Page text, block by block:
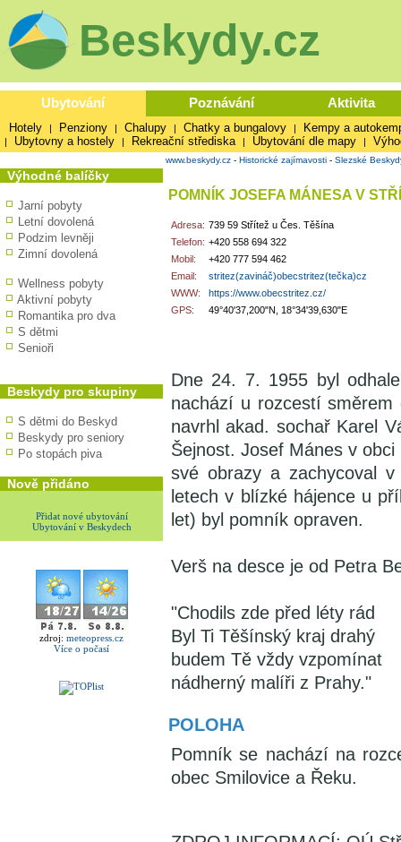
Beskydy.cz
Ubytování Poznávání Aktivita
Hotely | Penziony | Chalupy | Chatky a bungalovy | Kempy a
| Ubytovny a hostely | Rekreační střediska | Ubytování dle mapy |
Výhodné balíčky
Jarní pobyty
Letní dovolená
Podzim levněji
Zimní dovolená
Wellness pobyty
Aktivní pobyty
Romantika pro dva
S dětmi
Senioři
Beskydy pro skupiny
S dětmi do Beskyd
Beskydy pro seniory
Po stopách piva
Nově přidáno
Přidat nové ubytování
Ubytování v Beskydech
zdroj: meteopress.cz
Více o počasí
www.beskydy.cz - Historické zajímavosti - Slezské
POMNÍK JOSEFA MÁNESA V
Adresa: 739 59 Střítež u Čes. Těšína
Telefon: +420 558 694 322
Mobil:
+420 777 594 462
Email:
stritez(zavináč)obecstritez(tečka)cz
WWW:
https://www.obecstritez.cz/
GPS:
49°40'37,200"N, 18°34'39,630"E
Dne 24. 7. 1955 byl
nachází u rozcestí
navrhl akad. sochař Karel
Šejnost. Josef Mánes v
své obrazy a zachycoval
letech v blízké hájence u
let) byl pomník opraven.
Verš na desce je od Petra
"Chodils zde před léty rád
Byl Ti Těšínský kraj drahý
budem Tě vždy vzpomínat
nádherný malíři z Prahy."
POLOHA
Pomník se nachází na
obec Smilovice a Řeku.